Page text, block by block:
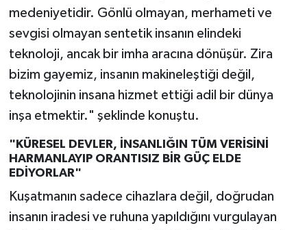
medeniyetidir. Gönlü olmayan, merhameti ve
sevgisi olmayan sentetik insanın elindeki
teknoloji, ancak bir imha aracına dönüşür. Zira
bizim gayemiz, insanın makineleştiği değil,
teknolojinin insana hizmet ettiği adil bir dünya
inşa etmektir." şeklinde konuştu.
"KÜRESEL DEVLER, İNSANLIĞIN TÜM VERİSİNİ
HARMANLAYIP ORANTISIZ BİR GÜÇ ELDE
EDİYORLAR"
Kuşatmanın sadece cihazlara değil, doğrudan
insanın iradesi ve ruhuna yapıldığını vurgulayan